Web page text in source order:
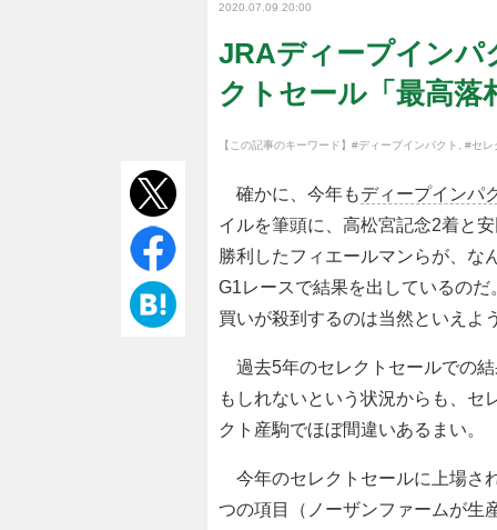
2020.07.09 20:00
JRAディープインパ
クトセール「最高落
【この記事のキーワード】 #ディープインパクト #セレ
確かに、今年もディープインパ
イルを筆頭に、高松宮記念2着と
勝利したフィエールマンらが、な
G1レースで結果を出しているのだ
買いが殺到するのは当然といえよう
過去5年のセレクトセールでの
もしれないという状況からも、セ
クト産駒でほぼ間違いあるまい。
今年のセレクトセールに上場さ
つの項目（ノーザンファームが生